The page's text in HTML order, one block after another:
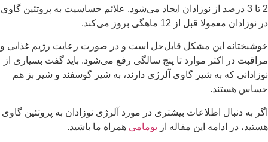
2 تا 3 درصد از نوزادان ایجاد می‌شود. علائم حساسیت به پروتئین گاوی
در نوزادان معمولا قبل از 12 ماهگی بروز می‌کند.
خوشبختانه این مشکل قابل‌حل است و در صورت رعایت رژیم غذایی و
مراقبت در اکثر موارد تا پنج سالگی رفع می‌شود. باید گفت بسیاری از
نوزادانی که به شیر گاوی آلرژی دارند، به شیر گوسفند و شیر بز هم
حساس هستند.
اگر به دنبال اطلاعات بیشتری در مورد آلرژی نوزادان به پروتئین گاوی
هستید، در ادامه این مقاله از یومامی همراه ما باشید.